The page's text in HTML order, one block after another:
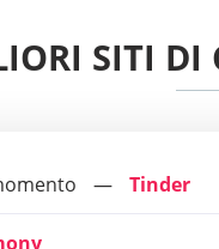
SITI DI
Tinder